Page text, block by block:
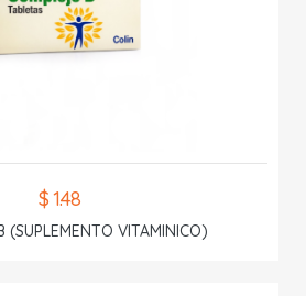
$ 1.48
(SUPLEMENTO VITAMINICO)